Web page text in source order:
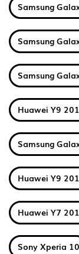
Samsung
Samsung
Samsung
Huawei Y9
Samsung
Huawei Y9
Huawei Y7
Sony Xperia 10